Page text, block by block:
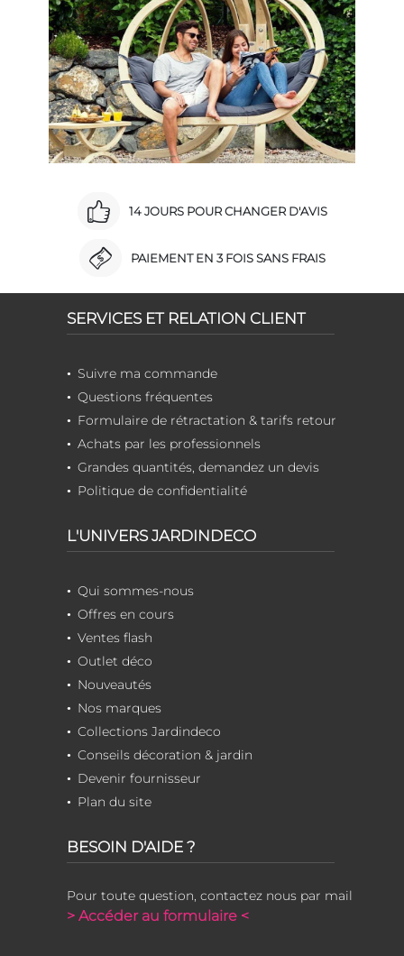
14 JOURS POUR CHANGER D'AVIS
PAIEMENT EN 3 FOIS SANS FRAIS
SERVICES ET RELATION CLIENT
Suivre ma commande
Questions fréquentes
Formulaire de rétractation & tarifs retour
Achats par les professionnels
Grandes quantités, demandez un devis
Politique de confidentialité
L'UNIVERS JARDINDECO
Qui sommes-nous
Offres en cours
Ventes flash
Outlet déco
Nouveautés
Nos marques
Collections Jardindeco
Conseils décoration & jardin
Devenir fournisseur
Plan du site
BESOIN D'AIDE ?
Pour toute question, contactez nous par mail
> Accéder au formulaire <